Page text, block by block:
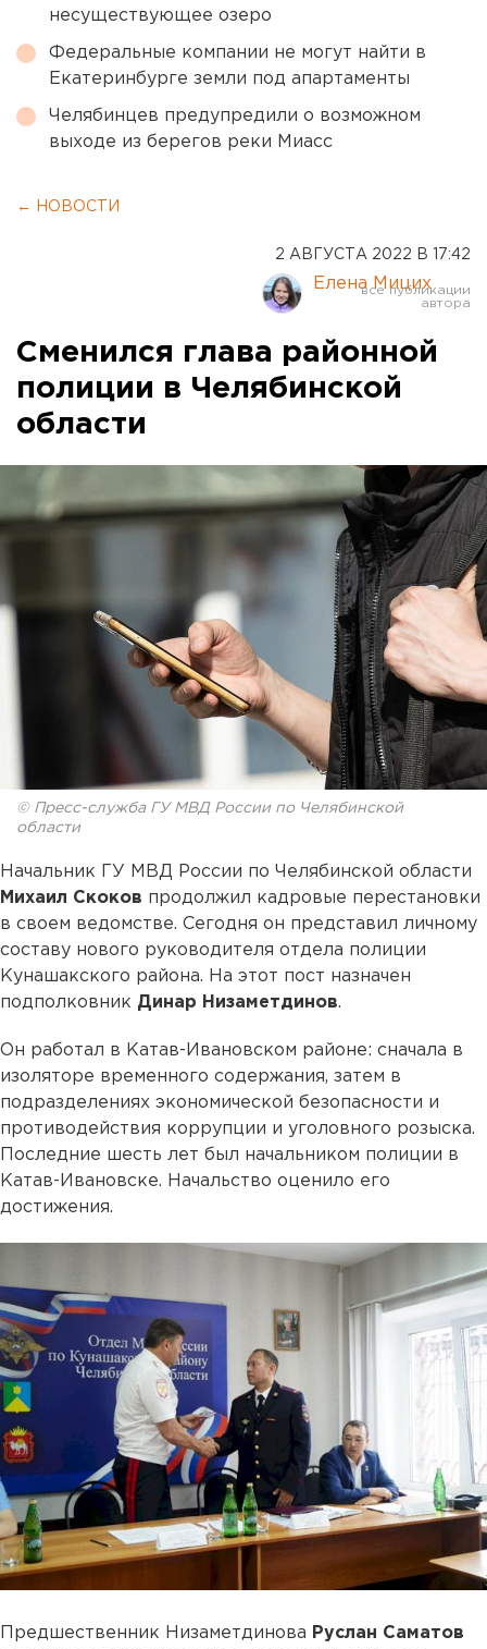
несуществующее озеро
Федеральные компании не могут найти в
Екатеринбурге земли под апартаменты
Челябинцев предупредили о возможном
выходе из берегов реки Миасс
← НОВОСТИ
2 АВГУСТА 2022 В 17:42
Елена Мицих
Сменился глава районной
полиции в Челябинской
области
© Пресс-служба ГУ МВД России по Челябинской
области
Начальник ГУ МВД России по Челябинской области
Михаил Скоков продолжил кадровые перестановки
в своем ведомстве. Сегодня он представил личному
составу нового руководителя отдела полиции
Кунашакского района. На этот пост назначен
подполковник Динар Низаметдинов.
Он работал в Катав-Ивановском районе: сначала в
изоляторе временного содержания, затем в
подразделениях экономической безопасности и
противодействия коррупции и уголовного розыска.
Последние шесть лет был начальником полиции в
Катав-Ивановске. Начальство оценило его
достижения.
Предшественник Низаметдинова Руслан Саматов